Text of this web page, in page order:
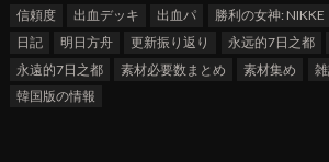
信頼度
出血デッキ 出血パ 勝利の女神: NIKKE
日記
明日方舟 更新振り返り 永远的7日之都
永遠的7日之都
素材必要数まとめ 素材集め
韓国版の情報